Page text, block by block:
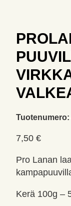
Tuotenumero:
7,50 €
Pro Lanan
Kerä 100g –